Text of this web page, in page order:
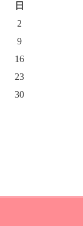
日
2
9
16
23
30